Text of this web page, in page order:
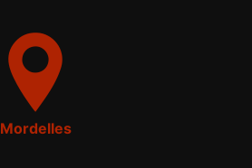
Mordelles